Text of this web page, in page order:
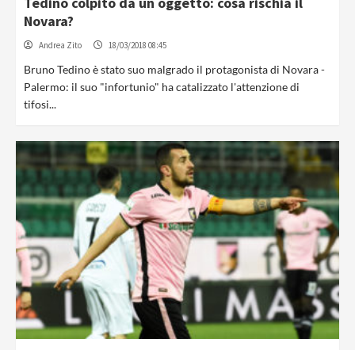
Novara?
Andrea Zito 18/03/2018 08:45
Bruno Tedino è stato suo malgrado il protagonista di Novara -
Palermo: il suo "infortunio" ha catalizzato l'attenzione di
tifosi...